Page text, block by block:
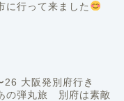
に行って来ました
26 大阪発別府行き
の弾丸旅 別府は素敵